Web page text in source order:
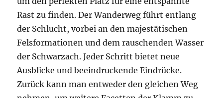
Rast zu finden. Der Wanderweg führt entlang
der Schlucht, vorbei an den majestätischen
Felsformationen und dem rauschenden Wasser
der Schwarzach. Jeder Schritt bietet neue
Ausblicke und beeindruckende Eindrücke.
Zurück kann man entweder den gleichen Weg